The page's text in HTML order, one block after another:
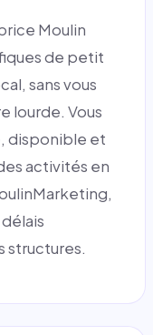
Moulin
de petit
sans vous
lourde. Vous
disponible et
activités en
structures.